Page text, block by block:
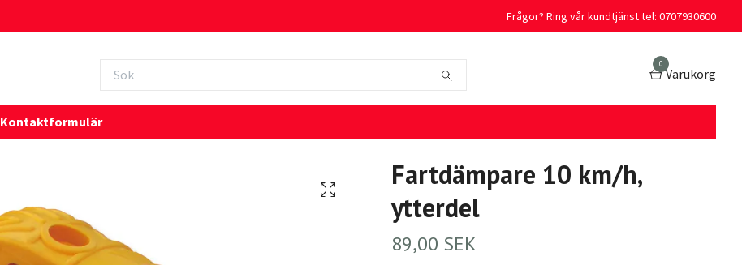
Frågor? Ring vår kundtjänst tel: 0707930600
0
Varukorg
Kontaktformulär
Fartdämpare 10 km/h,
ytterdel
89,00 SEK